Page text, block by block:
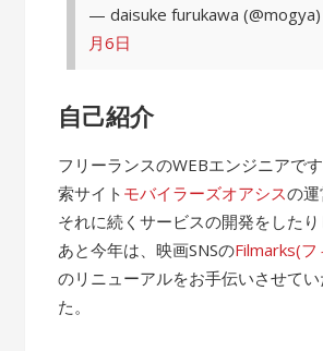
— daisuke furukawa (@mogya)
月6日
自己紹介
フリーランスのWEBエンジニアで
索サイト モバイラーズオアシスの運
それに続くサービスの開発をしたり
あと今年は、映画SNSのFilmarks(
のリニューアルをお手伝いさせて
た。